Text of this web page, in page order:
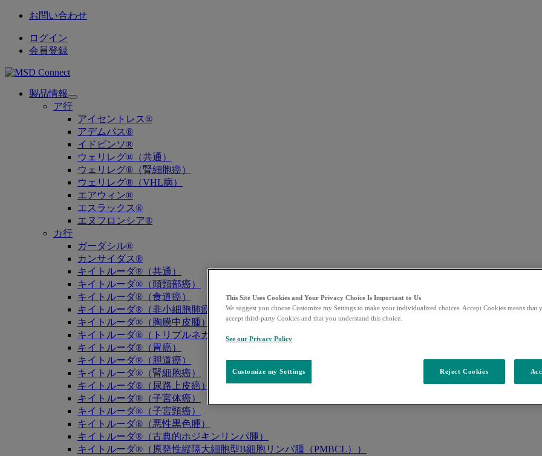
お問い合わせ
ログイン
会員登録
製品情報
Open
submenu
ア行
アイセントレス®
アデムパス®
イドビンソ®
ウェリレグ®（共通）
ウェリレグ®（腎細胞癌）
ウェリレグ®（VHL病）
エアウィン®
エスラックス®
エヌフロンシア®
カ行
ガーダシル®
カンサイダス®
キイトルーダ®（共通）
キイトルーダ®（頭頸部癌）
キイトルーダ®（食道癌）
キイトルーダ®（非小細胞肺癌）
キイトルーダ®（胸膜中皮腫）
キイトルーダ®（トリプルネガティブ乳癌）
キイトルーダ®（胃癌）
キイトルーダ®（胆道癌）
キイトルーダ®（腎細胞癌）
キイトルーダ®（尿路上皮癌）
キイトルーダ®（子宮体癌）
キイトルーダ®（子宮頸癌）
キイトルーダ®（悪性黒色腫）
キイトルーダ®（古典的ホジキンリンパ腫）
キイトルーダ®（原発性縦隔大細胞型B細胞リンパ腫（PMBCL））
This Site Uses Cookies and Your Privacy Choice Is Important to Us
We suggest you choose Customize my Settings to make your individualized choices. Accept Cookies means that
accept third-party Cookies and that you understand this choice.
See our Privacy Policy
Customize my Settings Reject Cookies